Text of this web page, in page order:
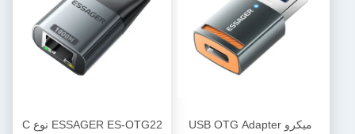
ميكرو USB OTG Adapter
ESSAGER ES-OTG22 نوع C